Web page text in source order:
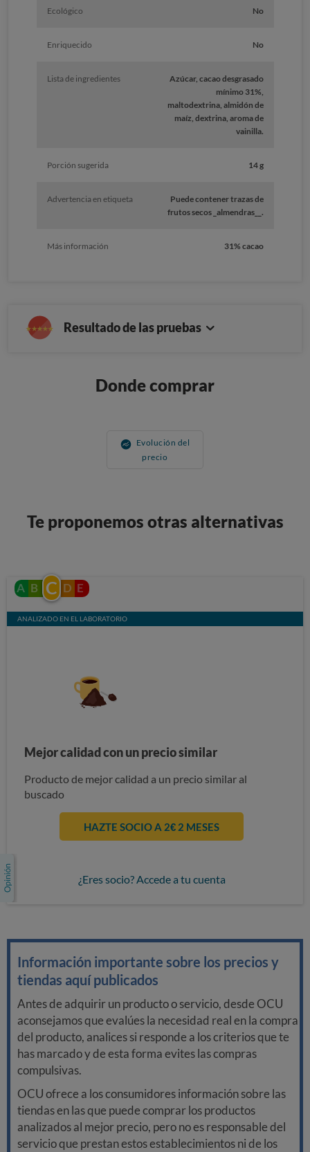
Ecológico No
Enriquecido No
Lista de ingredientes
Azúcar, cacao desgrasado
mínimo 31%,
maltodextrina, almidón de
maíz, dextrina, aroma de
vainilla.
Porción sugerida 14 g
Advertencia en etiqueta
Puede contener trazas de
frutos secos _almendras__.
Más información 31% cacao
Resultado de las pruebas
Donde comprar
Evolución del
precio
Te proponemos otras alternativas
A B C D E
ANALIZADO EN EL LABORATORIO
Mejor calidad con un precio similar
Producto de mejor calidad a un precio similar al
buscado
HAZTE SOCIO A 2€ 2 MESES
¿Eres socio? Accede a tu cuenta
Información importante sobre los precios y
tiendas aquí publicados
Antes de adquirir un producto o servicio, desde OCU
aconsejamos que evalúes la necesidad real en la compra
del producto, analices si responde a los criterios que te
has marcado y de esta forma evites las compras
compulsivas.
OCU ofrece a los consumidores información sobre las
tiendas en las que puede comprar los productos
analizados al mejor precio, pero no es responsable del
servicio que prestan estos establecimientos ni de los